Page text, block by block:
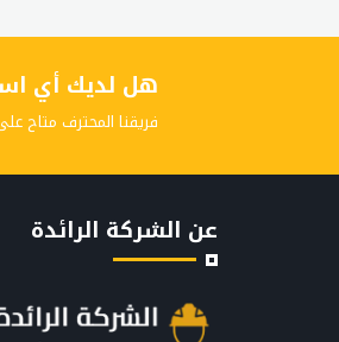
التنظيف المخصص
كما يمكن استخدام خل
على المكان المتسخ
والخراطيم يجب التأكد
هناك تسريب في أي
تلف الجهاز. التحقق من
غسالات ال جي على
لتجنب تراكم الأوساخ
المرشح بسهولة باستخدام
التحقق من الحزام يجب
هل لديك أي
فريقنا المحترف متاح
عن الشركة الرائدة